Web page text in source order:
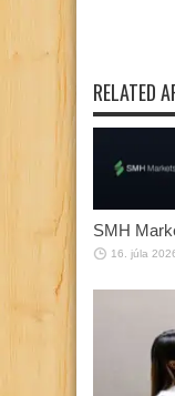
RELATED
SMH
16. júla